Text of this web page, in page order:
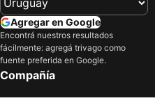
Agregar en Google
Encontrá nuestros resultados
fácilmente: agregá trivago como
fuente preferida en Google.
Compañía